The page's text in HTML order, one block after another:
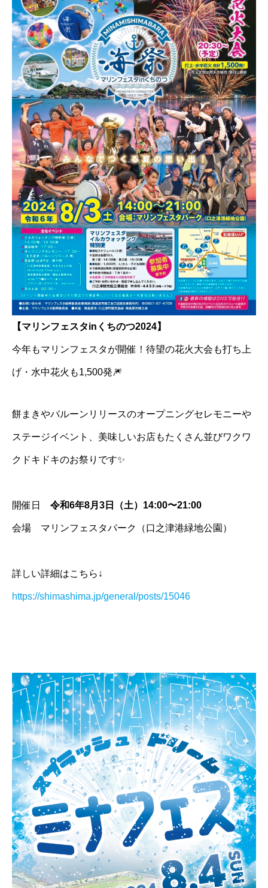
【マリンフェスタinくちのつ2024】
今年もマリンフェスタが開催！待望の花火大会も打ち上
げ・水中花火も1,500発🎆
餅まきやバルーンリリースのオープニングセレモニーや
ステージイベント、美味しいお店もたくさん並びワクワ
クドキドキのお祭りです✨
開催日 令和6年8月3日（土）14:00〜21:00
会場 マリンフェスタパーク（口之津港緑地公園）
詳しい詳細はこちら↓
https://shimashima.jp/general/posts/15046